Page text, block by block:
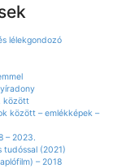
lélekgondozó
között
között – emlékképek –
– 2023.
tudóssal (2021)
– 2018